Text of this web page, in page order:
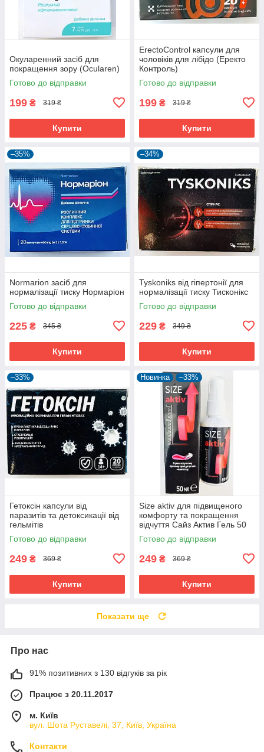
Окуларенний засіб для
покращення зору (Ocularen)
Готово до відправки
199 ₴ 319 ₴
Купити
ErectoControl капсули для
чоловіків для лібідо (Еректо
Контроль)
Готово до відправки
199 ₴ 319 ₴
Купити
–35%
Normarion засіб для
нормалізації тиску Нормаріон
Готово до відправки
225 ₴ 345 ₴
Купити
–34%
Tyskoniks від гіпертонії для
нормалізації тиску Тисконікс
Готово до відправки
229 ₴ 349 ₴
Купити
–33%
Гетоксін капсули від
паразитів та детоксикації від
гельмітів
Готово до відправки
249 ₴ 369 ₴
Купити
Новинка –33%
Size aktiv для підвищеного
комфорту та покращення
відчуття Сайз Актив Гель 50
мл
Готово до відправки
249 ₴ 369 ₴
Купити
Показати ще
Про нас
91% позитивних з 130 відгуків за рік
Працює з 20.11.2017
м. Київ
вул. Шота Руставелі, 37, Київ, Україна
Контакти